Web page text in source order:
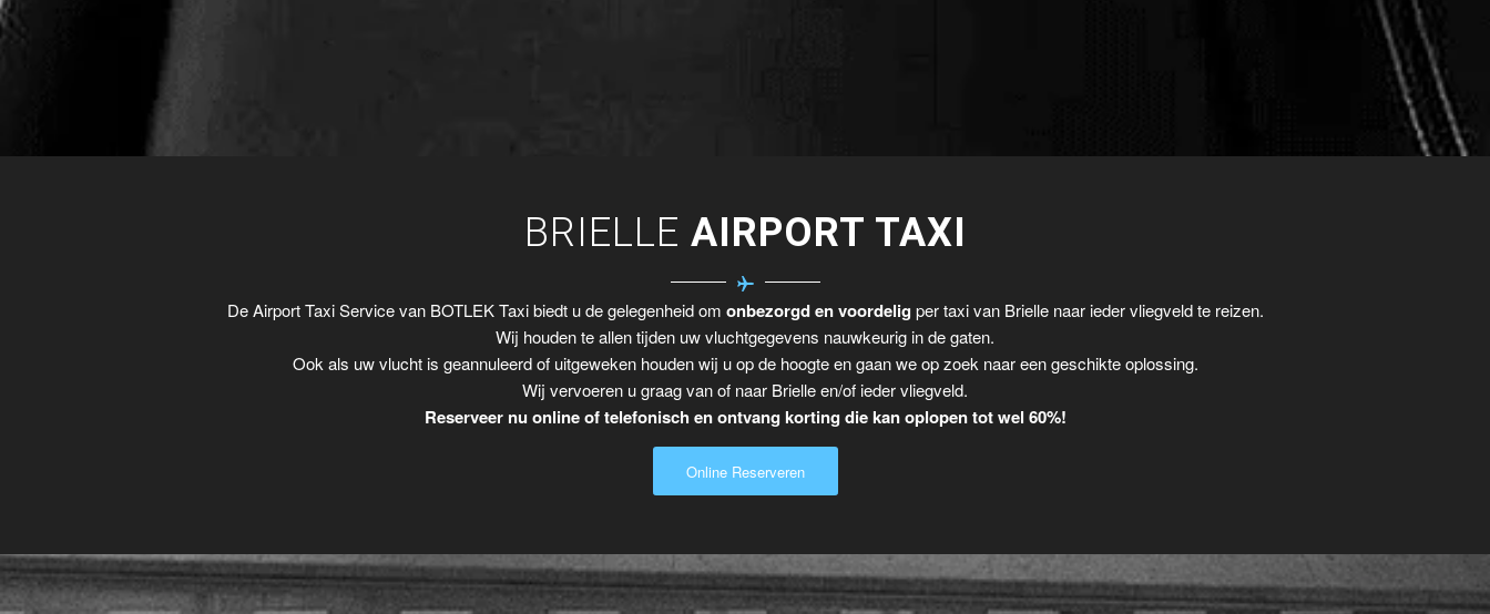
BRIELLE AIRPORT TAXI
De Airport Taxi Service van BOTLEK Taxi biedt u de gelegenheid om onbezorgd en voordelig per taxi van Brielle naar ieder vliegveld te reizen.
Wij houden te allen tijden uw vluchtgegevens nauwkeurig in de gaten.
Ook als uw vlucht is geannuleerd of uitgeweken houden wij u op de hoogte en gaan we op zoek naar een geschikte oplossing.
Wij vervoeren u graag van of naar Brielle en/of ieder vliegveld.
Reserveer nu online of telefonisch en ontvang korting die kan oplopen tot wel 60%!
Online Reserveren